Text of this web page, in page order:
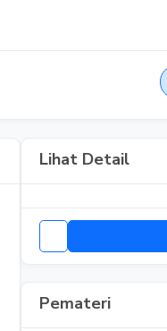
Lihat Detail
Pemateri